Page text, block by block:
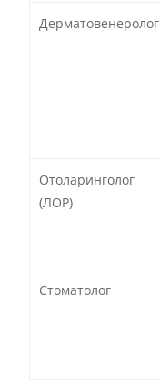
Дерматовенеролог
Отоларинголог
(ЛОР)
Стоматолог